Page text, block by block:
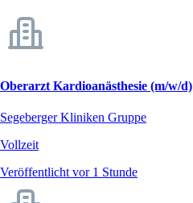
Oberarzt Kardioanästhesie (m/w/d)
Segeberger Kliniken Gruppe
Vollzeit
Veröffentlicht vor 1 Stunde